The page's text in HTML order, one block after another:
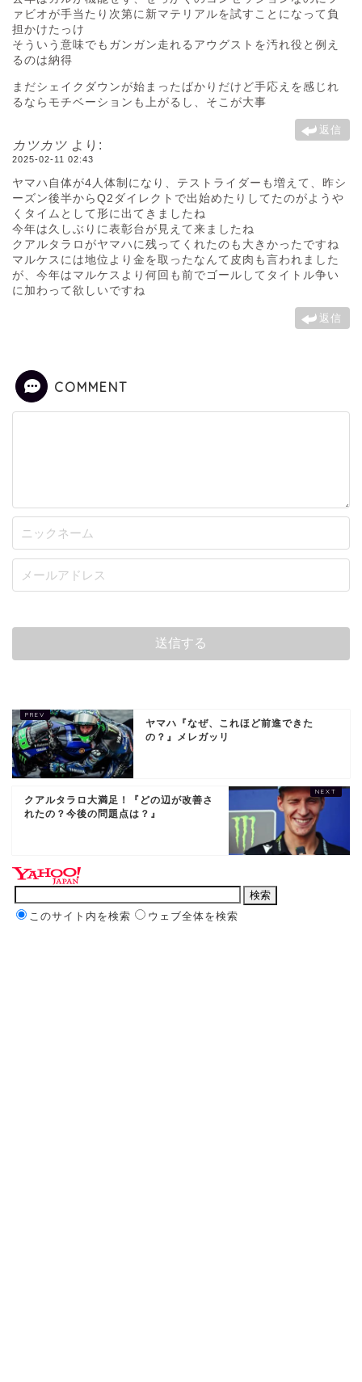
ァビオが手当たり次第に新マテリアルを試すことになって負
担かけたっけ
そういう意味でもガンガン走れるアウグストを汚れ役と例え
るのは納得
まだシェイクダウンが始まったばかりだけど手応えを感じれ
るならモチベーションも上がるし、そこが大事
返信
カツカツ より:
2025-02-11 02:43
ヤマハ自体が4人体制になり、テストライダーも増えて、昨シ
ーズン後半からQ2ダイレクトで出始めたりしてたのがようや
くタイムとして形に出てきましたね
今年は久しぶりに表彰台が見えて来ましたね
クアルタラロがヤマハに残ってくれたのも大きかったですね
マルケスには地位より金を取ったなんて皮肉も言われました
が、今年はマルケスより何回も前でゴールしてタイトル争い
に加わって欲しいですね
返信
COMMENT
ヤマハ『なぜ、これほど前進できた
の？』メレガッリ
クアルタラロ大満足！『どの辺が改善さ
れたの？今後の問題点は？』
このサイト内を検索 ウェブ全体を検索